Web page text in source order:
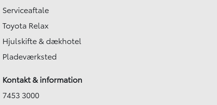
Serviceaftale
Toyota Relax
Hjulskifte & dækhotel
Pladeværksted
Kontakt & information
7453 3000